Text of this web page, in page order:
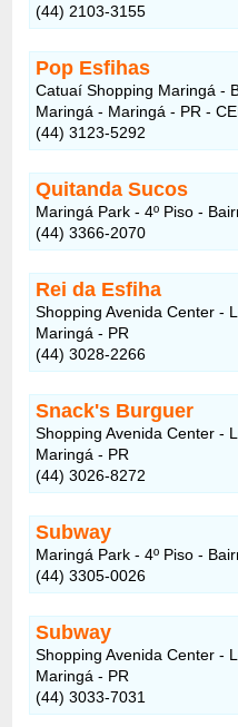
(44) 2103-3155
Pop Esfihas
Catuaí Shopping Maringá -
Maringá - Maringá - PR -
(44) 3123-5292
Quitanda Sucos
Maringá Park - 4º Piso -
(44) 3366-2070
Rei da Esfiha
Shopping Avenida Center -
Maringá - PR
(44) 3028-2266
Snack's Burguer
Shopping Avenida Center -
Maringá - PR
(44) 3026-8272
Subway
Maringá Park - 4º Piso -
(44) 3305-0026
Subway
Shopping Avenida Center -
Maringá - PR
(44) 3033-7031